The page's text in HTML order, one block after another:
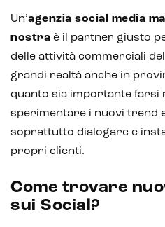
Un’agenzia social media
nostra è il partner giusto
delle attività commerciali
grandi realtà anche in
quanto sia importante farsi
sperimentare i nuovi trend
soprattutto dialogare e
propri clienti.
Come trovare
sui Social?